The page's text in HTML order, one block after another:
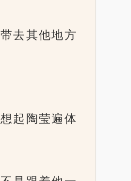
去其他地方
起陶莹遍体